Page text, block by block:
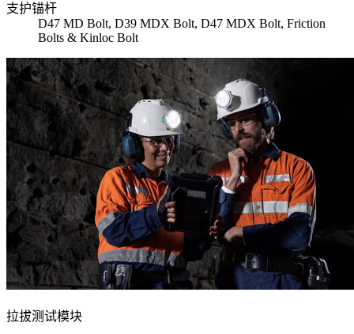
支护锚杆
D47 MD Bolt, D39 MDX Bolt, D47 MDX Bolt, Friction
Bolts & Kinloc Bolt
拉拔测试模块